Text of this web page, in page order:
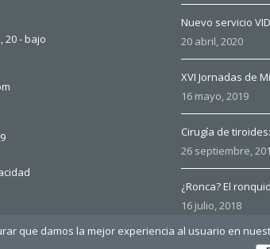
20 - bajo
Nuevo servicio
20 abril, 2020
XVI Jornadas de
16 mayo, 2019
Cirugía de
26 septiembre,
¿Ronca? El
16 julio, 2018
que damos la mejor experiencia al usuario en